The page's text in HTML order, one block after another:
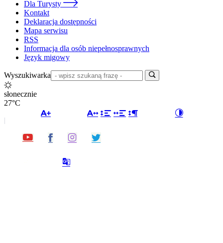
Dla Turysty
Kontakt
Deklaracja dostępności
Mapa serwisu
RSS
Informacja dla osób niepełnosprawnych
Język migowy
Wyszukiwarka
słonecznie
27°C